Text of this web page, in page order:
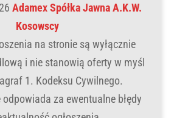
Adamex Spółka Jawna A.K.W.
Kosowscy
na stronie są wyłącznie
i nie stanowią oferty w myśl
1. Kodeksu Cywilnego.
za ewentualne błędy